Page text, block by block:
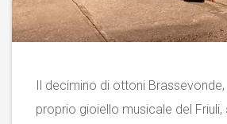
Il decimino di ottoni Brassevonde,
proprio gioiello musicale del Friuli,